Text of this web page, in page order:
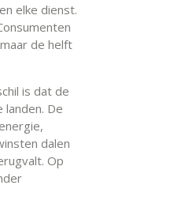
elke dienst.
de helft
is dat de
De
dalen
Op